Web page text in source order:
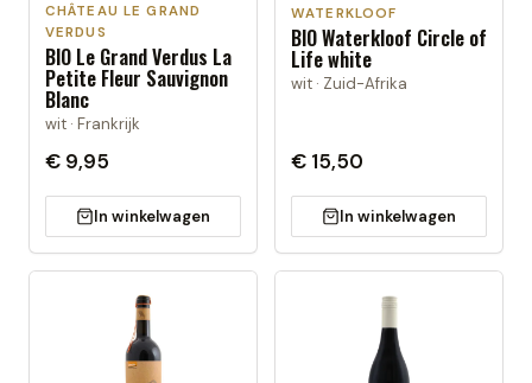
CHÂTEAU LE GRAND
VERDUS
BIO Le Grand Verdus La
Petite Fleur Sauvignon
Blanc
wit · Frankrijk
€ 9,95
In winkelwagen
WATERKLOOF
BIO Waterkloof Circle of
Life white
wit · Zuid-Afrika
€ 15,50
In winkelwagen